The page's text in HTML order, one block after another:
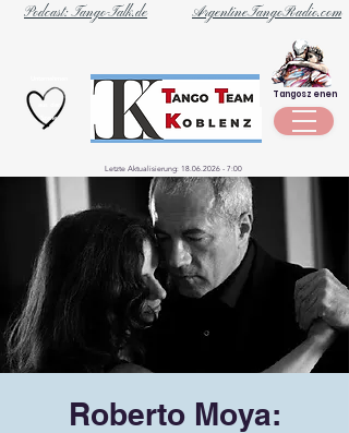
ArgentineTangoRadio.com
Podcast: Tango-Talk.de
Szene
Tangoszenen
Letzte Aktualisierung: 18.06.2026 - 7:00
Roberto Moya: